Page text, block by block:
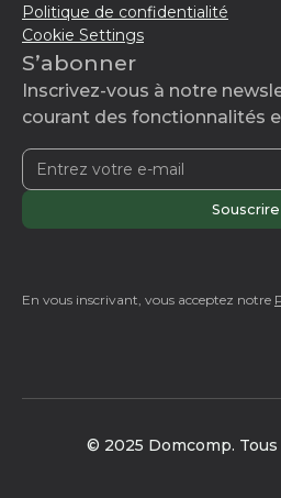
Politique de confidentialité
Cookie Settings
S’abonner
Inscrivez-vous à notre
courant des fonctionnalités
En vous inscrivant, vous acceptez notre
© 2025 Domcomp.